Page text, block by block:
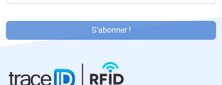
f
or
S'abonner !